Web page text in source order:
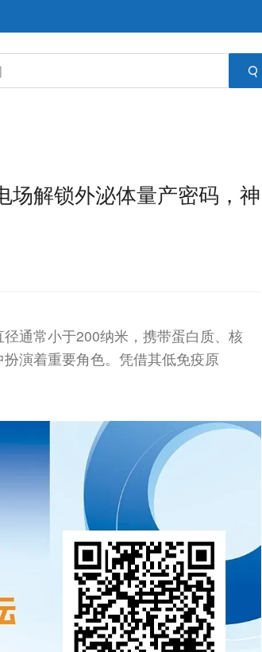
场解锁外泌体量产密码，神
通常小于200纳米，携带蛋白质、核
演着重要角色。凭借其低免疫原